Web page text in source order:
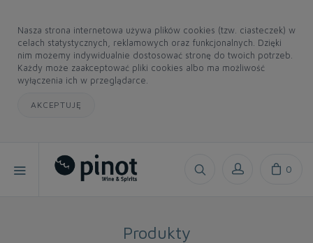
Nasza strona internetowa używa plików cookies (tzw. ciasteczek) w
celach statystycznych, reklamowych oraz funkcjonalnych. Dzięki
nim możemy indywidualnie dostosować stronę do twoich potrzeb.
Każdy może zaakceptować pliki cookies albo ma możliwość
wyłączenia ich w przeglądarce.
AKCEPTUJĘ
0
Produkty